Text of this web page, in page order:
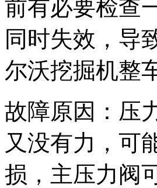
前有必要检查
同时失效，导
尔沃挖掘机整
故障原因：压
又没有力，可
损，主压力阀